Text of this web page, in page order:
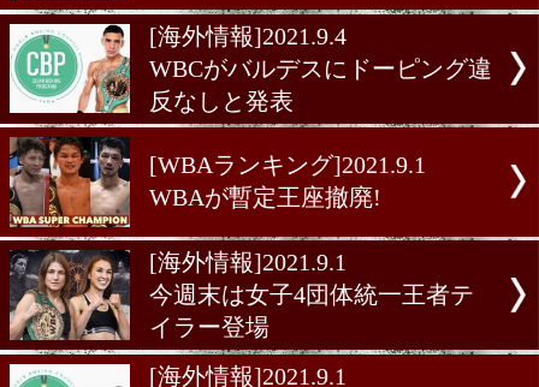
バルデス戦のジャッジが謝
[海外前日計量]2021.9.10
前日計量バルデスvsコンセ
ン
[海外情報]2021.9.4
デラホーヤが新型コロナに
[海外情報]2021.9.4